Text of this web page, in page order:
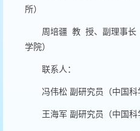
所）
周培疆 教 授、副理事长
学院）
联系人：
冯伟松 副研究员（中国科
王海军 副研究员（中国科